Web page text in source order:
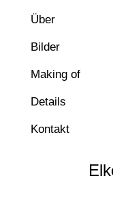
Über
Bilder
Making of
Details
Kontakt